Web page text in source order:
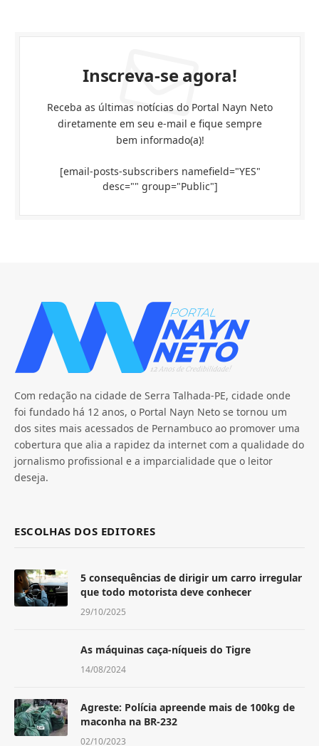
Inscreva-se agora!
Receba as últimas notícias do Portal Nayn Neto
diretamente em seu e-mail e fique sempre
bem informado(a)!
[email-posts-subscribers namefield="YES"
desc="" group="Public"]
Com redação na cidade de Serra Talhada-PE, cidade onde
foi fundado há 12 anos, o Portal Nayn Neto se tornou um
dos sites mais acessados de Pernambuco ao promover uma
cobertura que alia a rapidez da internet com a qualidade do
jornalismo profissional e a imparcialidade que o leitor
deseja.
ESCOLHAS DOS EDITORES
5 consequências de dirigir um carro irregular
que todo motorista deve conhecer
29/10/2025
As máquinas caça-níqueis do Tigre
14/08/2024
Agreste: Polícia apreende mais de 100kg de
maconha na BR-232
02/10/2023